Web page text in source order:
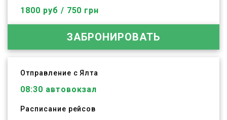
1800 руб / 750 грн
ЗАБРОНИРОВАТЬ
Отправление с Ялта
08:30 автовокзал
Расписание рейсов